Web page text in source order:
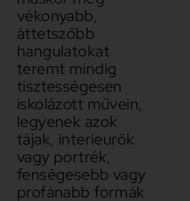
vékonyabb,
áttetszőbb
hangulatokat
teremt mindig
tisztességesen
iskolázott művein,
legyenek azok
tájak, interieurök
vagy portrék,
fenségesebb vagy
profánabb formák